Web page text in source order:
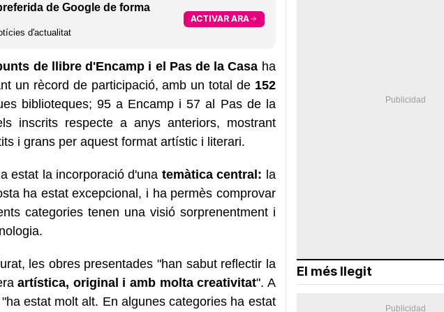
de Google de forma
d'actualitat
ACTIVAR ARA
de llibre d'Encamp i el Pas de la Casa ha
un rècord de participació, amb un total de 152
biblioteques; 95 a Encamp i 57 al Pas de la
inscrits respecte a anys anteriors, mostrant
i grans per aquest format artístic i literari.
estat la incorporació d'una temàtica central: la
ha estat excepcional, i ha permès comprovar
categories tenen una visió sorprenentment i
les obres presentades "han sabut reflectir la
artística, original i amb molta creativitat". A
estat molt alt. En algunes categories ha estat
El més llegit